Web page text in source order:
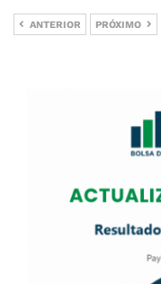
ANTERIOR PRÓXIMO